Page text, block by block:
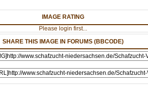
IMAGE RATING
Please login first...
SHARE THIS IMAGE IN FORUMS (BBCODE)